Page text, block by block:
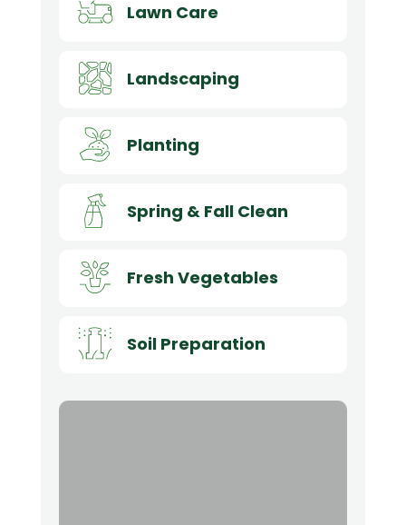
Lawn Care
Landscaping
Planting
Spring & Fall Clean
Fresh Vegetables
Soil Preparation